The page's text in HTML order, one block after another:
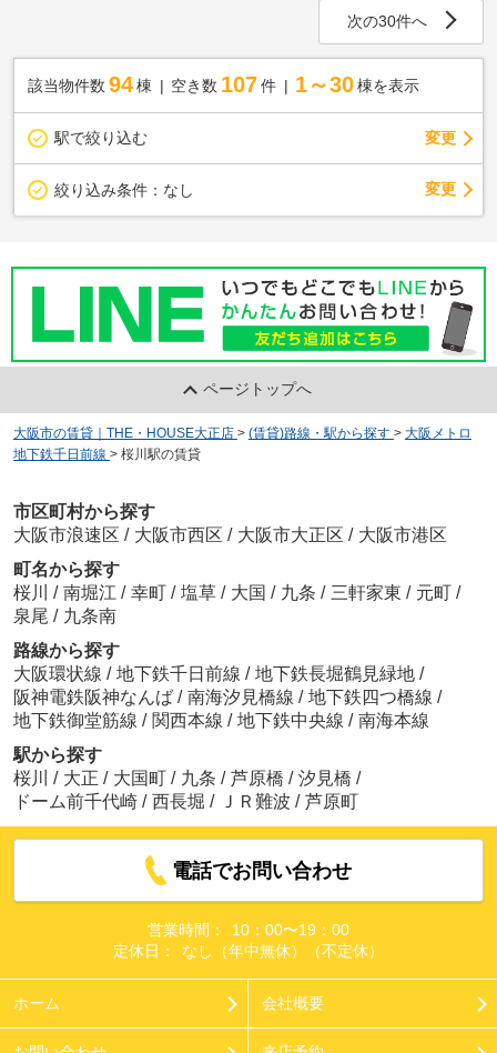
次の30件へ
該当物件数 94棟 空き数 107 件 1～30 棟を表示
駅で絞り込む 変更
絞り込み条件： なし 変更
ページトップへ
大阪市の賃貸｜THE・HOUSE大正店 > (賃貸)路線・駅から探す > 大阪メトロ
地下鉄千日前線 > 桜川駅の賃貸
市区町村から探す
大阪市浪速区 / 大阪市西区 / 大阪市大正区 / 大阪市港区
町名から探す
桜川 / 南堀江 / 幸町 / 塩草 / 大国 / 九条 / 三軒家東 / 元町 /
泉尾 / 九条南
路線から探す
大阪環状線 / 地下鉄千日前線 / 地下鉄長堀鶴見緑地 /
阪神電鉄阪神なんば / 南海汐見橋線 / 地下鉄四つ橋線 /
地下鉄御堂筋線 / 関西本線 / 地下鉄中央線 / 南海本線
駅から探す
桜川
/ 大正 / 大国町 / 九条 / 芦原橋 / 汐見橋 /
ドーム前千代崎 / 西長堀 / ＪＲ難波 / 芦原町
電話でお問い合わせ
営業時間：
10：00〜19：00
定休日：
なし（年中無休）（不定休）
ホーム 会社概要